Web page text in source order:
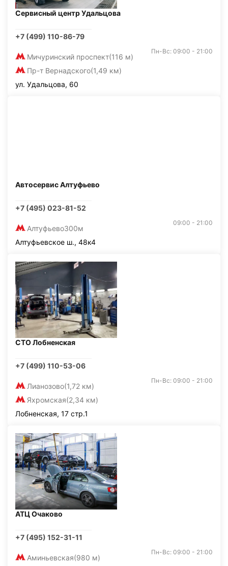
Сервисный центр Удальцова
+7 (499) 110-86-79
Мичуринский проспект(116 м)
Пр-т Вернадского(1,49 км)
Пн-Вс: 09:00 - 21:00
ул. Удальцова, 60
Автосервис Алтуфьево
+7 (495) 023-81-52
Алтуфьево300м
09:00 - 21:00
Алтуфьевское ш., 48к4
СТО Лобненская
+7 (499) 110-53-06
Лианозово(1,72 км)
Яхромская(2,34 км)
Пн-Вс: 09:00 - 21:00
Лобненская, 17 стр.1
АТЦ Очаково
+7 (495) 152-31-11
Аминьевская(980 м)
Пн-Вс: 09:00 - 21:00